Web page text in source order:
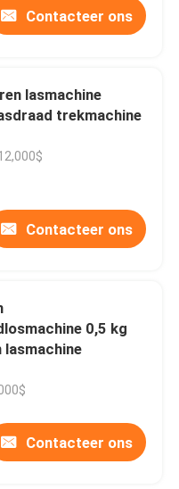
Contacteer ons
lasmachine
trekmachine
Contacteer ons
0,5 kg
lasmachine
Contacteer ons